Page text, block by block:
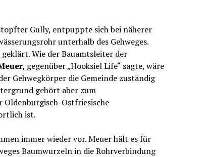
Gully, entpuppte sich bei näherer
unterhalb des Gehweges.
Wie der Bauamtsleiter der
gegenüber „Hooksiel Life“ sagte, wäre
Gehwegkörper die Gemeinde zuständig
gehört aber zum
Oldenburgisch-Ostfriesische
ist.
immer wieder vor. Meuer hält es für
Baumwurzeln in die Rohrverbindung